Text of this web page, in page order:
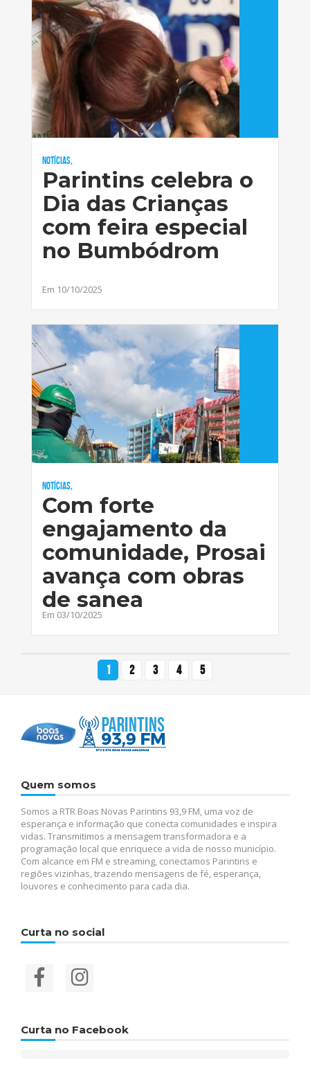
Notícias,
Parintins celebra o
Dia das Crianças
com feira especial
no Bumbódrom
Em 10/10/2025
Notícias,
Com forte
engajamento da
comunidade, Prosai
avança com obras
de sanea
Em 03/10/2025
1 2 3 4 5
Quem somos
Somos a RTR Boas Novas Parintins 93,9 FM, uma voz de
esperança e informação que conecta comunidades e inspira
vidas. Transmitimos a mensagem transformadora e a
programação local que enriquece a vida de nosso município.
Com alcance em FM e streaming, conectamos Parintins e
regiões vizinhas, trazendo mensagens de fé, esperança,
louvores e conhecimento para cada dia.
Curta no social
Curta no Facebook